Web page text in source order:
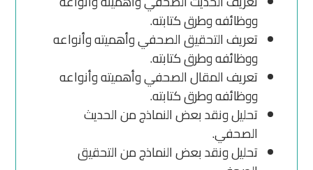
ووظائفه وطرق كتابته.
تعريف التحقيق الصحفي وأهميته وأنواعه
ووظائفه وطرق كتابته.
تعريف المقال الصحفي وأهميته وأنواعه
ووظائفه وطرق كتابته.
تحليل ونقد بعض النماذج من الحديث
الصحفي.
تحليل ونقد بعض النماذج من التحقيق